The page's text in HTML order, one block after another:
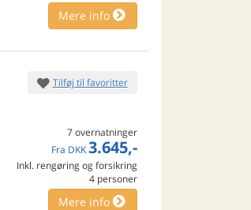
Mere info
Tilføj til favoritter
7 overnatninger
Fra DKK 3.645,-
Inkl. rengøring og forsikring
4 personer
Mere info